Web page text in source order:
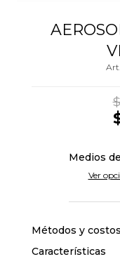
$
Medios
Ver
Métodos y
Características